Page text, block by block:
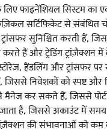
लिए फाइनेंशियल सिस्टम
सर्टिफिकेट से संबंधित
सुनिश्चित करती हैं,
हैं और ट्रेडिंग ट्रांज़ैक्शन
हैंडलिंग और ट्रांसफर पर
जिससे निवेशकों को स्पष्ट और
कर सकते हैं, जिससे
है, जिससे अकाउंट में समय
की संभावनाओं को कम